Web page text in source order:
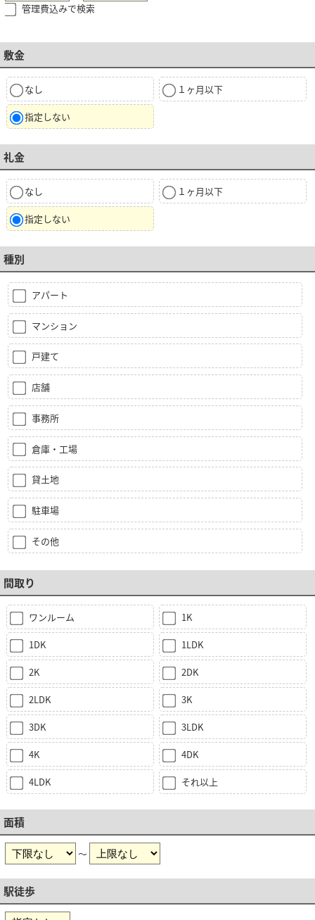
管理費込みで検索
敷金
なし １ヶ月以下
指定しない
礼金
なし １ヶ月以下
指定しない
種別
アパート
マンション
戸建て
店舗
事務所
倉庫・工場
貸土地
駐車場
その他
間取り
ワンルーム 1K
1DK 1LDK
2K 2DK
2LDK 3K
3DK 3LDK
4K 4DK
4LDK それ以上
面積
～
駅徒歩